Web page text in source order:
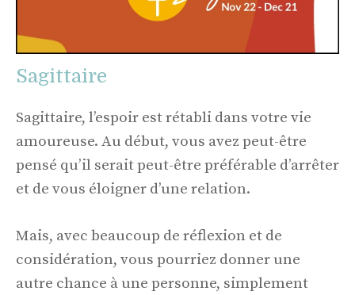
Sagittaire
Sagittaire, l’espoir est rétabli dans votre vie
amoureuse. Au début, vous avez peut-être
pensé qu’il serait peut-être préférable d’arrêter
et de vous éloigner d’une relation.
Mais, avec beaucoup de réflexion et de
considération, vous pourriez donner une
autre chance à une personne, simplement